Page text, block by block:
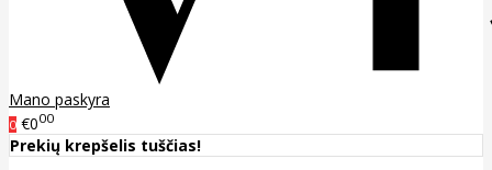
Mano paskyra
0 €000
Prekių krepšelis tuščias!